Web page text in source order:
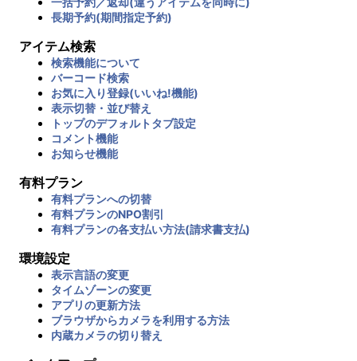
長期予約(期間指定予約)
アイテム検索
検索機能について
バーコード検索
お気に入り登録(いいね!機能)
表示切替・並び替え
トップのデフォルトタブ設定
コメント機能
お知らせ機能
有料プラン
有料プランへの切替
有料プランのNPO割引
有料プランの各支払い方法(請求書支払)
環境設定
表示言語の変更
タイムゾーンの変更
アプリの更新方法
ブラウザからカメラを利用する方法
内蔵カメラの切り替え